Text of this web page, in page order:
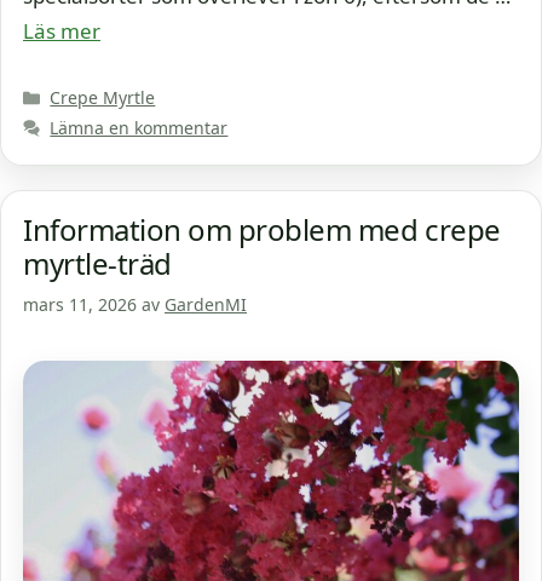
Läs mer
Kategorier
Crepe Myrtle
Lämna en kommentar
Information om problem med crepe
myrtle-träd
mars 11, 2026 av GardenMI